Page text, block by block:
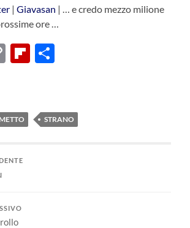
|Giavasan | … e credo mezzo milione
ore …
CopyFlipboard
STRANO